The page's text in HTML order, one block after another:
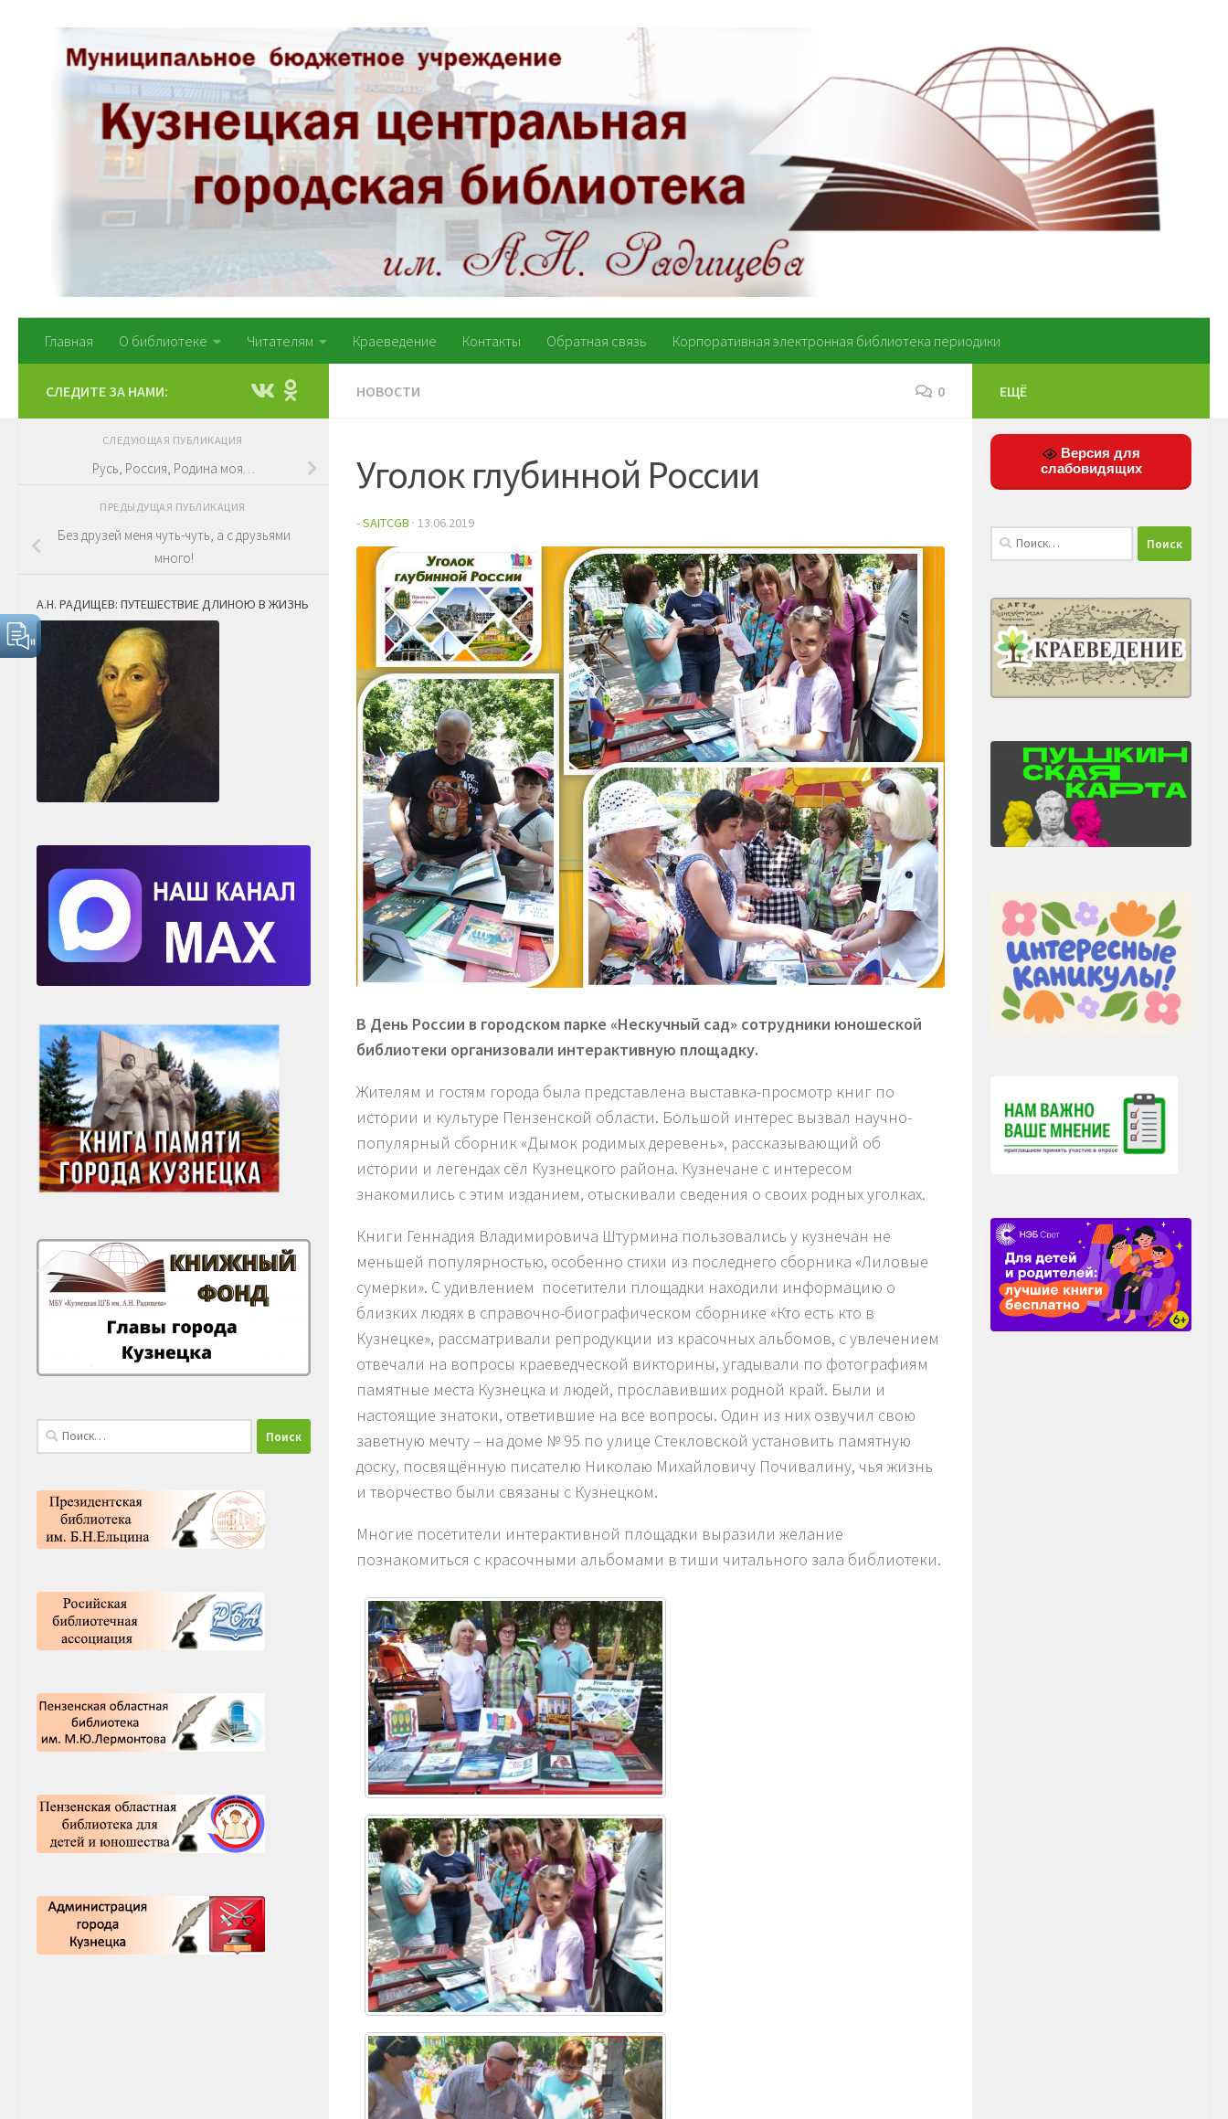
Перейти к содержимому
Главная О библиотеке Читателям Краеведение Контакты Обратная связь Корпоративная электронная библиотека периодики
НОВОСТИ 0
Уголок глубинной России
-SAITCGB · 13.06.2019
В День России в городском парке «Нескучный сад» сотрудники юношеской
библиотеки организовали интерактивную площадку.
Жителям и гостям города была представлена выставка-просмотр книг по
истории и культуре Пензенской области. Большой интерес вызвал научно-
популярный сборник «Дымок родимых деревень», рассказывающий об
истории и легендах сёл Кузнецкого района. Кузнечане с интересом
знакомились с этим изданием, отыскивали сведения о своих родных уголках.
Книги Геннадия Владимировича Штурмина пользовались у кузнечан не
меньшей популярностью, особенно стихи из последнего сборника «Лиловые
сумерки». С удивлением посетители площадки находили информацию о
близких людях в справочно-биографическом сборнике «Кто есть кто в
Кузнецке», рассматривали репродукции из красочных альбомов, с увлечением
отвечали на вопросы краеведческой викторины, угадывали по фотографиям
памятные места Кузнецка и людей, прославивших родной край. Были и
настоящие знатоки, ответившие на все вопросы. Один из них озвучил свою
заветную мечту – на доме № 95 по улице Стекловской установить памятную
доску, посвящённую писателю Николаю Михайловичу Почивалину, чья жизнь
и творчество были связаны с Кузнецком.
Многие посетители интерактивной площадки выразили желание
познакомиться с красочными альбомами в тиши читального зала библиотеки.
СЛЕДИТЕ ЗА НАМИ:
СЛЕДУЮЩАЯ ПУБЛИКАЦИЯ
Русь, Россия, Родина моя…
ПРЕДЫДУЩАЯ ПУБЛИКАЦИЯ
Без друзей меня чуть-чуть, а с друзьями
много!
А.Н. РАДИЩЕВ: ПУТЕШЕСТВИЕ ДЛИНОЮ В ЖИЗНЬ
Найти:
ЕЩЁ
Версия для
слабовидящих
Найти: